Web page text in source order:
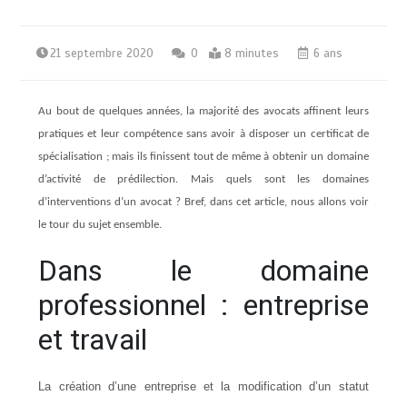
21 septembre 2020 0 8 minutes 6 ans
Au bout de quelques années, la majorité des avocats affinent leurs
pratiques et leur compétence sans avoir à disposer un certificat de
spécialisation ; mais ils finissent tout de même à obtenir un domaine
d’activité de prédilection. Mais quels sont les domaines
d’interventions d’un avocat ? Bref, dans cet article, nous allons voir
le tour du sujet ensemble.
Dans le domaine
professionnel : entreprise
et travail
La création d’une entreprise et la modification d’un statut